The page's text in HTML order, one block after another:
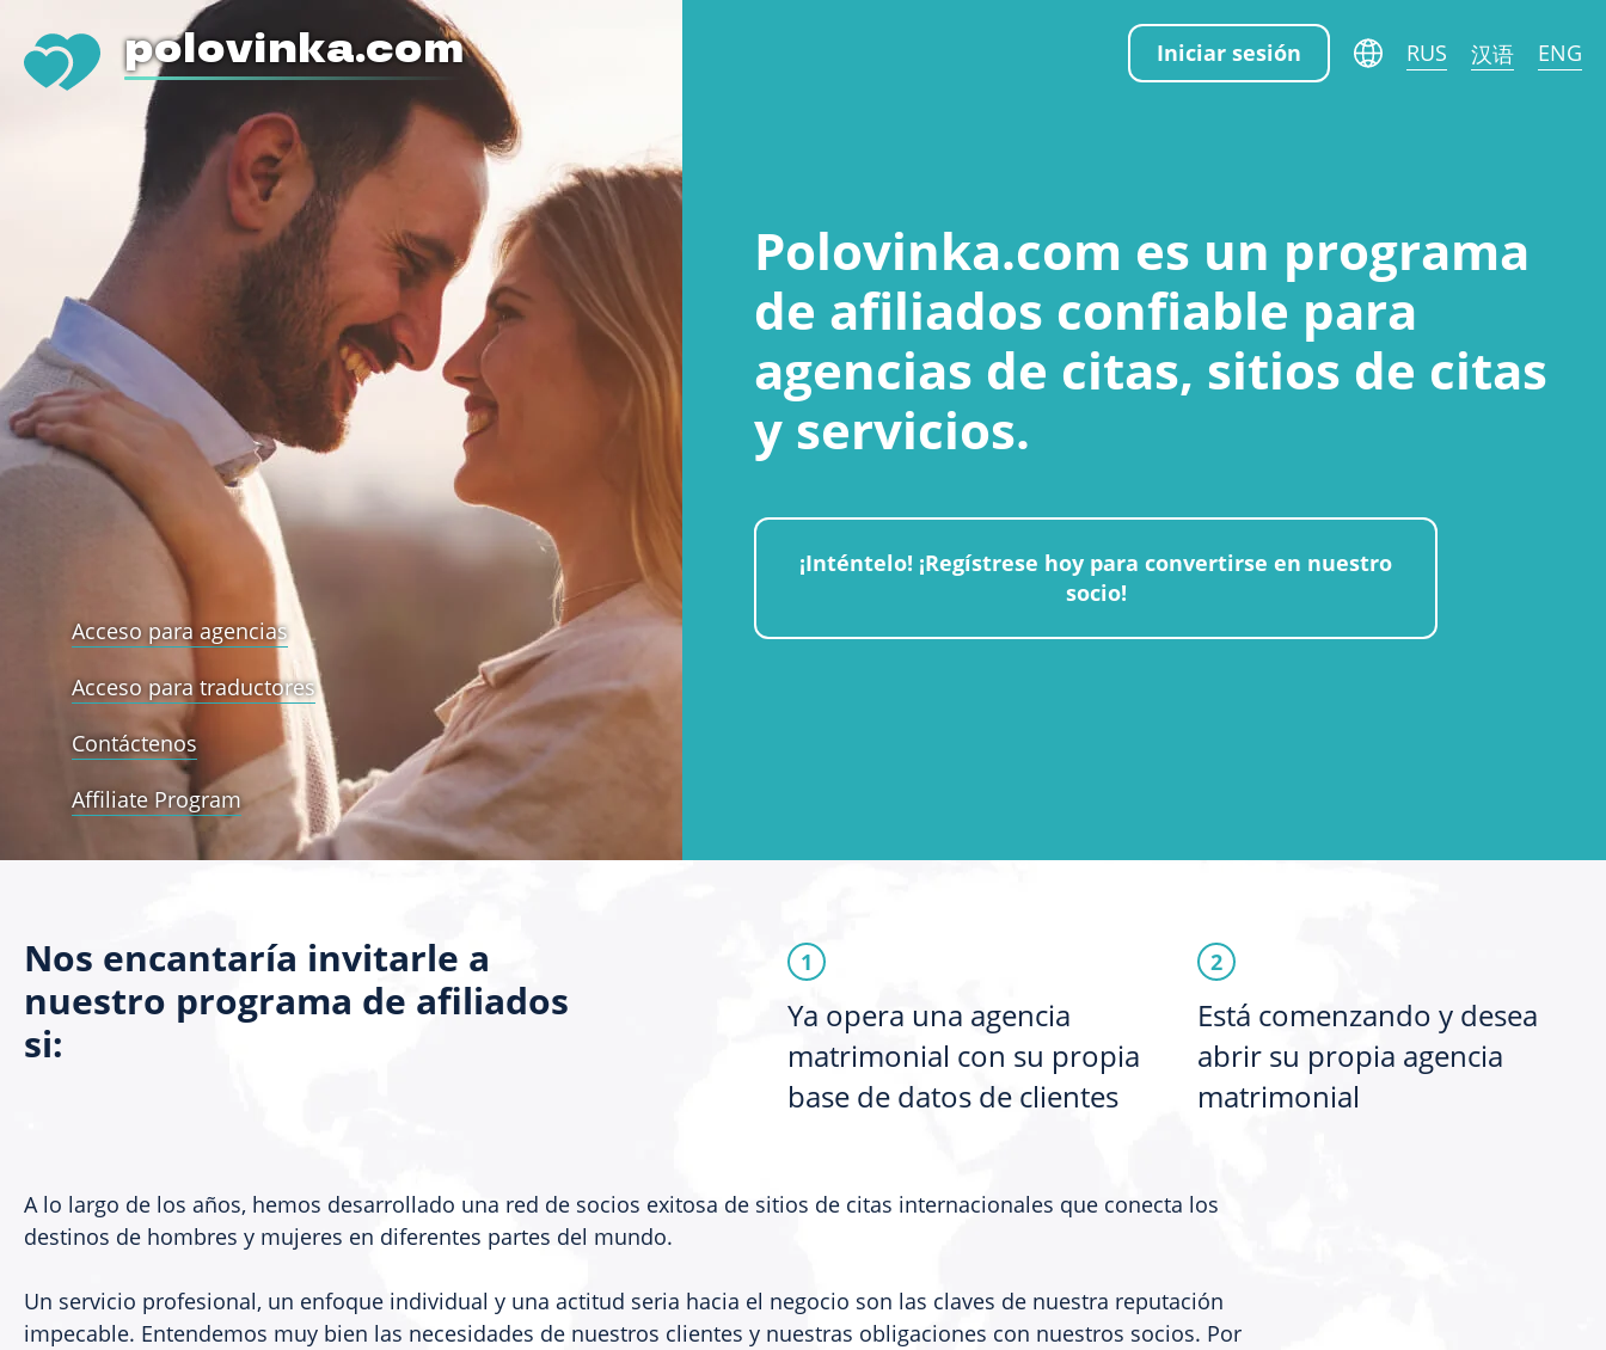
polovinka.com
Acceso para agencias
Acceso para traductores
Contáctenos
Affiliate Program
Iniciar sesión RUS 汉语 ENG
Polovinka.com es un programa
de afiliados confiable para
agencias de citas, sitios de citas
y servicios.
¡Inténtelo! ¡Regístrese hoy para convertirse en nuestro
socio!
Nos encantaría invitarle a
nuestro programa de afiliados
si:
1
Ya opera una agencia
matrimonial con su propia
base de datos de clientes
2
Está comenzando y desea
abrir su propia agencia
matrimonial
A lo largo de los años, hemos desarrollado una red de socios exitosa de sitios de citas internacionales que conecta los
destinos de hombres y mujeres en diferentes partes del mundo.
Un servicio profesional, un enfoque individual y una actitud seria hacia el negocio son las claves de nuestra reputación
impecable. Entendemos muy bien las necesidades de nuestros clientes y nuestras obligaciones con nuestros socios. Por